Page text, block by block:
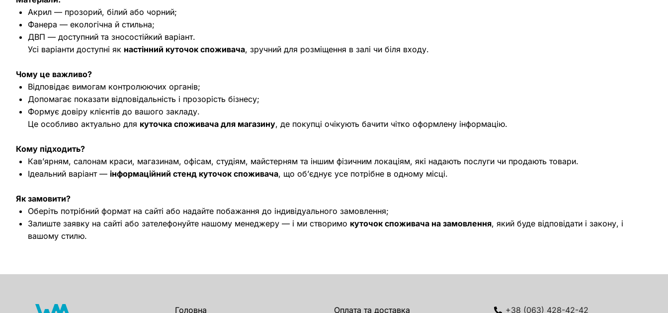
Акрил — прозорий, білий або чорний;
Фанера — екологічна й стильна;
ДВП — доступний та зносостійкий варіант.
Усі варіанти доступні як настінний куточок споживача, зручний для розміщення в залі чи біля входу.
Чому це важливо?
Відповідає вимогам контролюючих органів;
Допомагає показати відповідальність і прозорість бізнесу;
Формує довіру клієнтів до вашого закладу.
Це особливо актуально для куточка споживача для магазину, де покупці очікують бачити чітко оформлену інформацію.
Кому підходить?
Кавʼярням, салонам краси, магазинам, офісам, студіям, майстерням та іншим фізичним локаціям, які надають послуги чи продають товари.
Ідеальний варіант — інформаційний стенд куточок споживача, що об’єднує усе потрібне в одному місці.
Як замовити?
Оберіть потрібний формат на сайті або надайте побажання до індивідуального замовлення;
Залиште заявку на сайті або зателефонуйте нашому менеджеру — і ми створимо куточок споживача на замовлення, який буде відповідати і закону, і
вашому стилю.
Головна Оплата та доставка +38 (063) 428-42-42